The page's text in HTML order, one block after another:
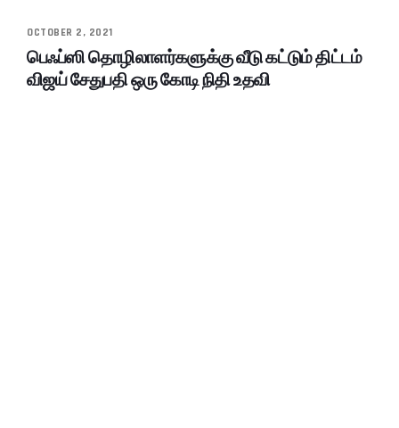
OCTOBER 2, 2021
பெஃப்ஸி தொழிலாளர்களுக்கு வீடு கட்டும் திட்டம்
விஜய் சேதுபதி ஒரு கோடி நிதி உதவி